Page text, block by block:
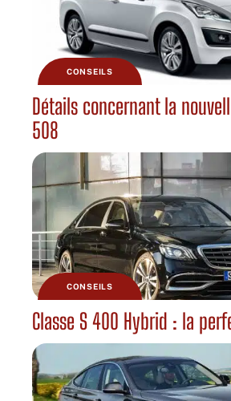
CONSEILS
Détails concernant la
508
CONSEILS
Classe S 400 Hybrid : la